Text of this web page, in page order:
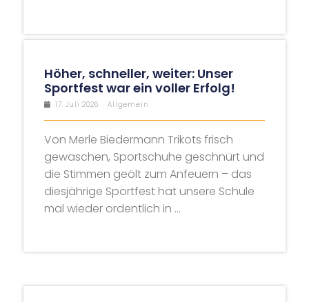
Höher, schneller, weiter: Unser
Sportfest war ein voller Erfolg!
17. Juli 2026 Allgemein
Von Merle Biedermann Trikots frisch
gewaschen, Sportschuhe geschnürt und
die Stimmen geölt zum Anfeuern – das
diesjährige Sportfest hat unsere Schule
mal wieder ordentlich in ...